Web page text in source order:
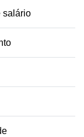
salário